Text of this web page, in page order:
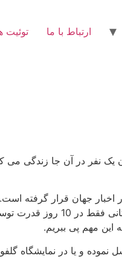
ارتباط با ما توئیت
اخبار جهان قرار گرفته
ویروس به اقتصاد جهان می گذرد و امروز ما
این مهم پی ببریم.
و یا در نمایشگاه